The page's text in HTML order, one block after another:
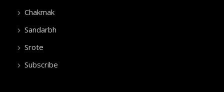
Chakmak
Sandarbh
Srote
Subscribe